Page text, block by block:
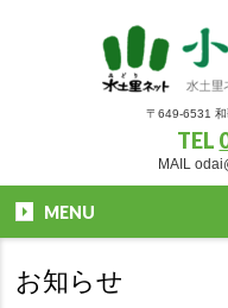
〒649-6531
TEL
MAIL
MENU
お知らせ